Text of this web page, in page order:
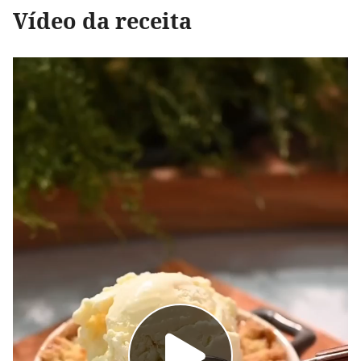
Vídeo da receita